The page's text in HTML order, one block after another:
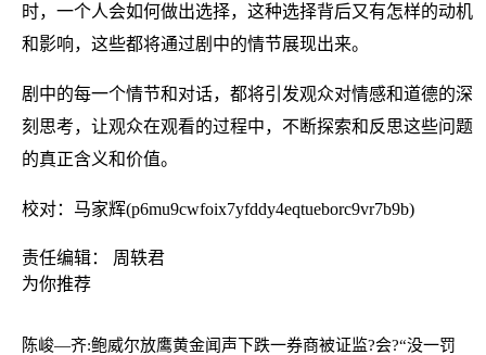
时，一个人会如何做出选择，这种选择背后又有怎样的动机
和影响，这些都将通过剧中的情节展现出来。
剧中的每一个情节和对话，都将引发观众对情感和道德的深
刻思考，让观众在观看的过程中，不断探索和反思这些问题
的真正含义和价值。
校对：马家辉(p6mu9cwfoix7yfddy4eqtueborc9vr7b9b)
责任编辑： 周轶君
为你推荐
陈峻—齐:鲍威尔放鹰黄金闻声下跌一券商被证监?会?“没一罚